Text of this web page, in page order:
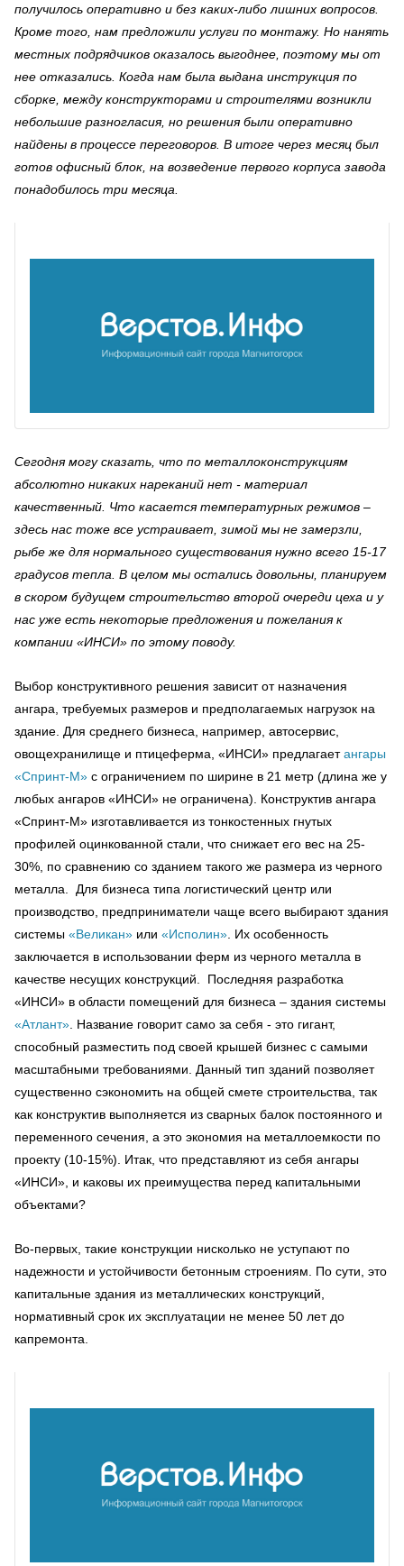
получилось оперативно и без каких-либо лишних вопросов.
Кроме того, нам предложили услуги по монтажу. Но нанять
местных подрядчиков оказалось выгоднее, поэтому мы от
нее отказались. Когда нам была выдана инструкция по
сборке, между конструкторами и строителями возникли
небольшие разногласия, но решения были оперативно
найдены в процессе переговоров. В итоге через месяц был
готов офисный блок, на возведение первого корпуса завода
понадобилось три месяца.
Сегодня могу сказать, что по металлоконструкциям
абсолютно никаких нареканий нет - материал
качественный. Что касается температурных режимов –
здесь нас тоже все устраивает, зимой мы не замерзли,
рыбе же для нормального существования нужно всего 15-17
градусов тепла. В целом мы остались довольны, планируем
в скором будущем строительство второй очереди цеха и у
нас уже есть некоторые предложения и пожелания к
компании «ИНСИ» по этому поводу.
Выбор конструктивного решения зависит от назначения
ангара, требуемых размеров и предполагаемых нагрузок на
здание. Для среднего бизнеса, например, автосервис,
овощехранилище и птицеферма, «ИНСИ» предлагаетангары
«Спринт-М» с ограничением по ширине в 21 метр (длина же у
любых ангаров «ИНСИ» не ограничена). Конструктив ангара
«Спринт-М» изготавливается из тонкостенных гнутых
профилей оцинкованной стали, что снижает его вес на 25-
30%, по сравнению со зданием такого же размера из черного
металла. Для бизнеса типа логистический центр или
производство, предприниматели чаще всего выбирают здания
системы «Великан» или «Исполин» . Их особенность
заключается в использовании ферм из черного металла в
качестве несущих конструкций. Последняя разработка
«ИНСИ» в области помещений для бизнеса – здания системы
«Атлант» . Название говорит само за себя - это гигант,
способный разместить под своей крышей бизнес с самыми
масштабными требованиями. Данный тип зданий позволяет
существенно сэкономить на общей смете строительства, так
как конструктив выполняется из сварных балок постоянного и
переменного сечения, а это экономия на металлоемкости по
проекту (10-15%). Итак, что представляют из себя ангары
«ИНСИ», и каковы их преимущества перед капитальными
объектами?
Во-первых, такие конструкции нисколько не уступают по
надежности и устойчивости бетонным строениям. По сути, это
капитальные здания из металлических конструкций,
нормативный срок их эксплуатации не менее 50 лет до
капремонта.